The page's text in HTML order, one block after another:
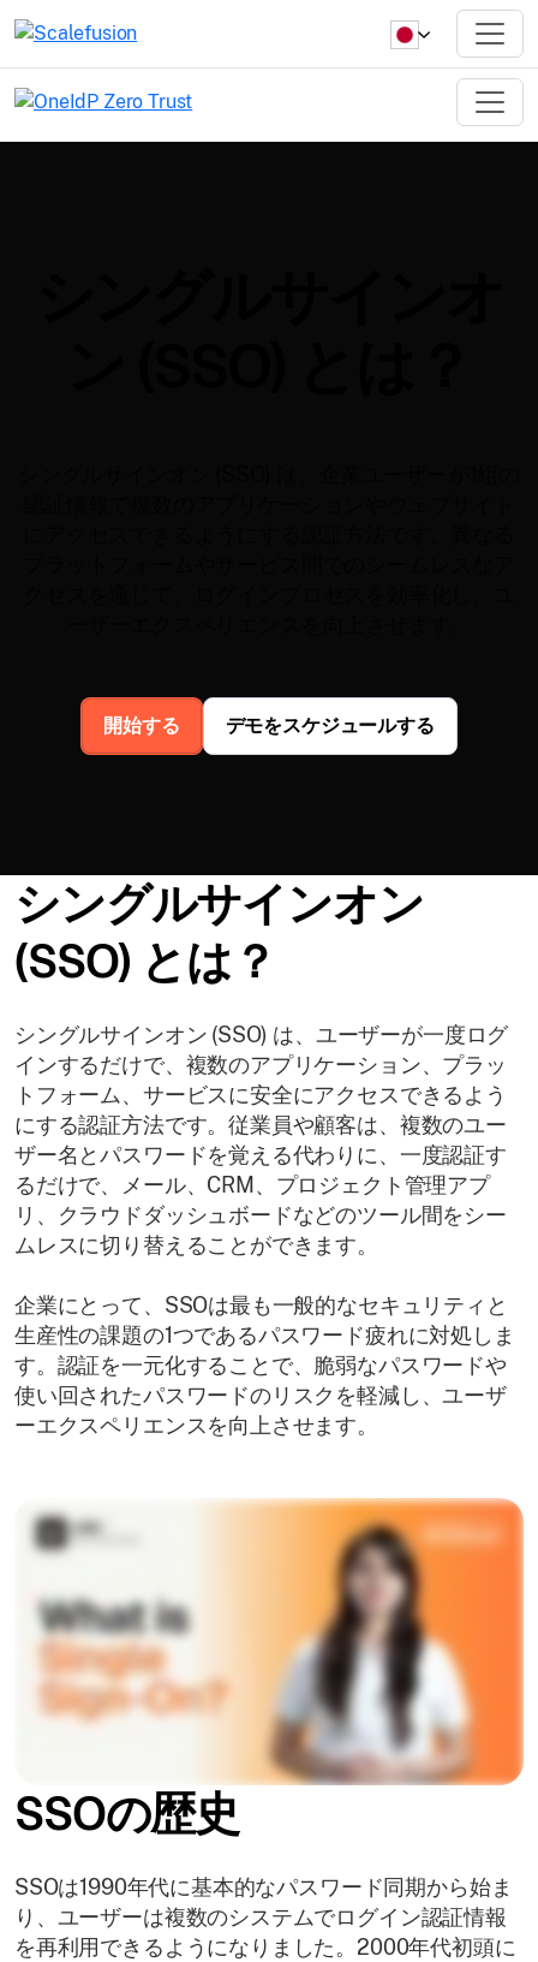
開始する デモをスケジュールする
シングルサインオン
(SSO) とは？
シングルサインオン (SSO) は、ユーザーが一度ログ
インするだけで、複数のアプリケーション、プラッ
トフォーム、サービスに安全にアクセスできるよう
にする認証方法です。従業員や顧客は、複数のユー
ザー名とパスワードを覚える代わりに、一度認証す
るだけで、メール、CRM、プロジェクト管理アプ
リ、クラウドダッシュボードなどのツール間をシー
ムレスに切り替えることができます。
企業にとって、SSOは最も一般的なセキュリティと
生産性の課題の1つであるパスワード疲れに対処しま
す。認証を一元化することで、脆弱なパスワードや
使い回されたパスワードのリスクを軽減し、ユーザ
ーエクスペリエンスを向上させます。
SSOの歴史
SSOは1990年代に基本的なパスワード同期から始ま
り、ユーザーは複数のシステムでログイン認証情報
を再利用できるようになりました。2000年代初頭に